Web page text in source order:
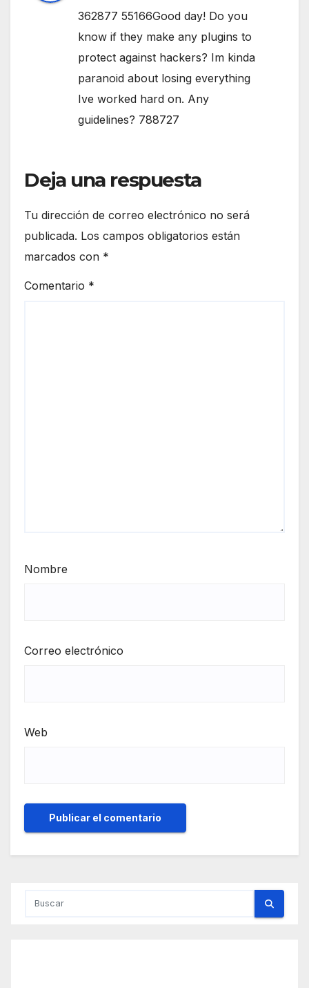
362877 55166Good day! Do you
know if they make any plugins to
protect against hackers? Im kinda
paranoid about losing everything
Ive worked hard on. Any
guidelines? 788727
Deja una respuesta
Tu dirección de correo electrónico no será
publicada. Los campos obligatorios están
marcados con *
Comentario *
Nombre
Correo electrónico
Web